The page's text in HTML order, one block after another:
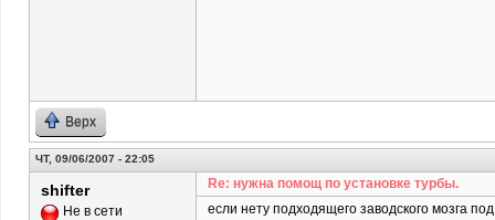
Верх
ЧТ, 09/06/2007 - 22:05
shifter
Не в сети
Re: нужна помощ по установке турбы.
если нету подходящего заводского мозга